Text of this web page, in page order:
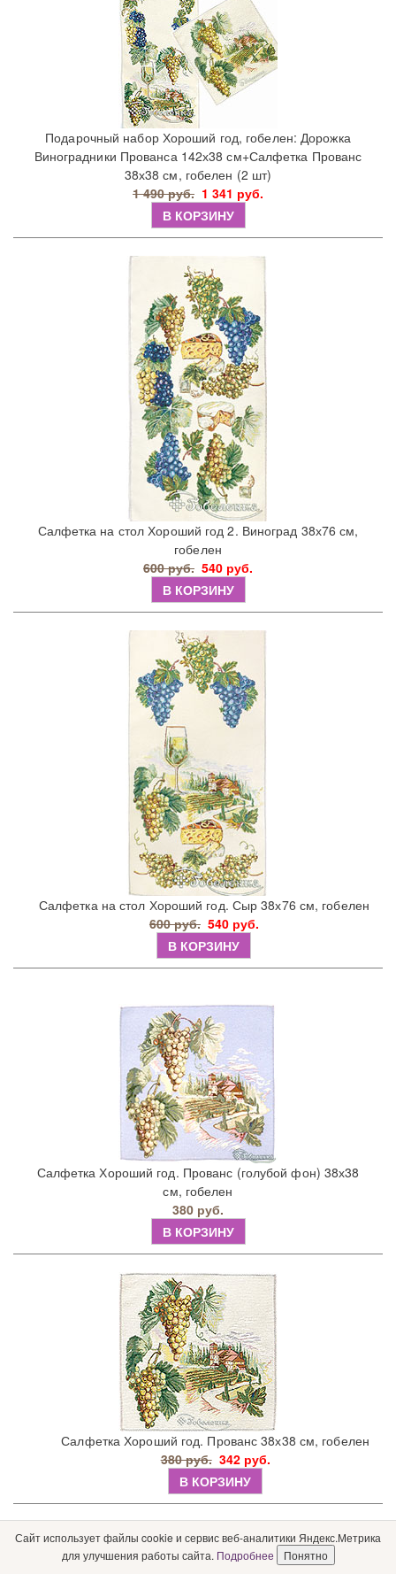
Подарочный набор Хороший год, гобелен: Дорожка
Виноградники Прованса 142х38 см+Салфетка Прованс
38х38 см, гобелен (2 шт)
1 490 руб. 1 341 руб.
В КОРЗИНУ
Салфетка на стол Хороший год 2. Виноград 38х76 см,
гобелен
600 руб. 540 руб.
В КОРЗИНУ
Салфетка на стол Хороший год. Сыр 38х76 см, гобелен
600 руб. 540 руб.
В КОРЗИНУ
Салфетка Хороший год. Прованс (голубой фон) 38х38
см, гобелен
380 руб.
В КОРЗИНУ
Салфетка Хороший год. Прованс 38х38 см, гобелен
380 руб. 342 руб.
В КОРЗИНУ
Сайт использует файлы cookie и сервис веб-аналитики Яндекс.Метрика
для улучшения работы сайта. Подробнее Понятно